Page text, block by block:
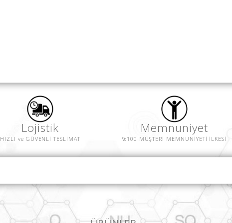
Lojistik
HIZLI ve GÜVENLİ TESLİMAT
Memnuniyet
%100 MÜŞTERİ MEMNUNİYETİ İLKESİ